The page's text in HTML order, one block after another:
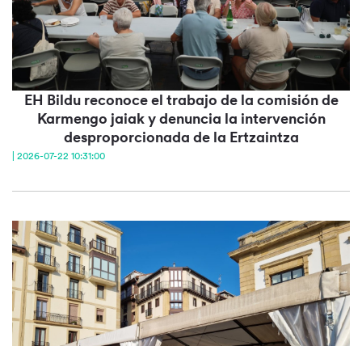
EH Bildu reconoce el trabajo de la comisión de
Karmengo jaiak y denuncia la intervención
desproporcionada de la Ertzaintza
| 2026-07-22 10:31:00